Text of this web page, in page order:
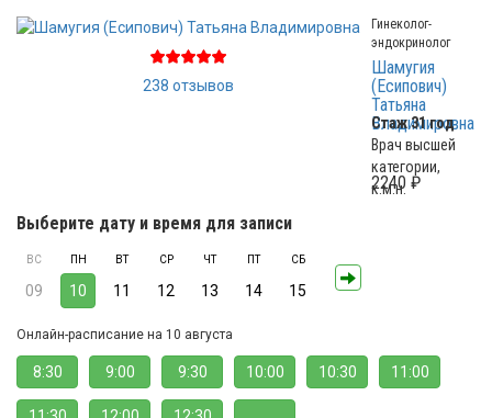
238 отзывов
Гинеколог-
эндокринолог
Шамугия
(Есипович)
Татьяна
Владимировна
Стаж 31 год
Врач высшей
категории,
к.м.н.
2240 ₽
Выберите дату и время для записи
ВС
09
ПН
10
ВТ
11
СР
12
ЧТ
13
ПТ
14
СБ
15
Онлайн-расписание на 10 августа
8:30 9:00 9:30 10:00 10:30 11:00